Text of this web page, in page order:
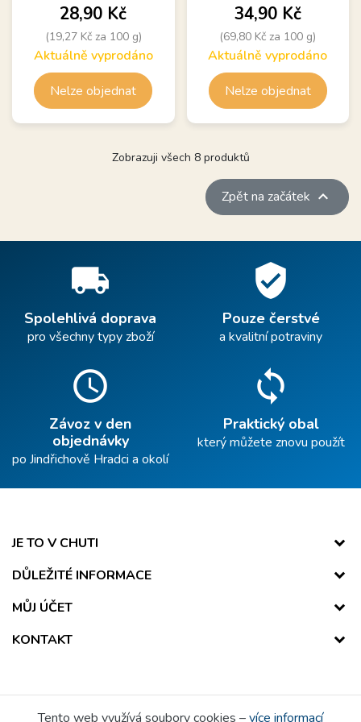
Cena
28,90 Kč
(19,27 Kč za 100 g)
Aktuálně vyprodáno
Nelze objednat
Cena
34,90 Kč
(69,80 Kč za 100 g)
Aktuálně vyprodáno
Nelze objednat
Zobrazuji všech 8 produktů
Zpět na začátek 
local_shipping
Spolehlivá doprava
pro všechny typy zboží
verified_user
Pouze čerstvé
a kvalitní potraviny
schedule
Závoz v den
objednávky
po Jindřichově Hradci a okolí
sync
Praktický obal
který můžete znovu použít
JE TO V CHUTI
DŮLEŽITÉ INFORMACE
MŮJ ÚČET
KONTAKT
Tento web využívá soubory cookies –více informací